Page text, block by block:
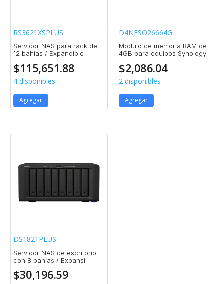
RS3621XSPLUS
Servidor NAS para rack de
12 bahías / Expandible
$115,651.88
4 disponibles
Agregar
D4NESO26664G
Modulo de memoria RAM de
4GB para equipos Synology
$2,086.04
2 disponibles
Agregar
DS1821PLUS
Servidor NAS de escritorio
con 8 bahías / Expansi
$30,196.59